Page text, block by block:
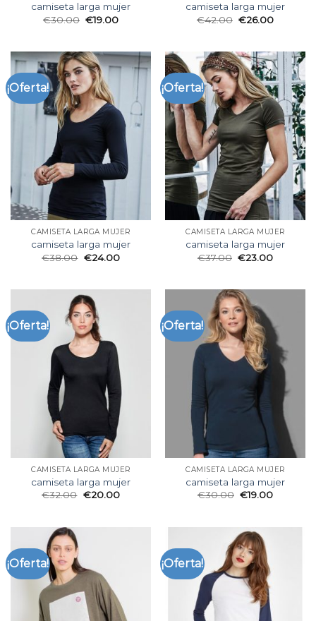
camiseta larga mujer
€30.00 €19.00
camiseta larga mujer
€42.00 €26.00
¡Oferta!
CAMISETA LARGA MUJER
camiseta larga mujer
€38.00 €24.00
¡Oferta!
CAMISETA LARGA MUJER
camiseta larga mujer
€37.00 €23.00
¡Oferta!
CAMISETA LARGA MUJER
camiseta larga mujer
€32.00 €20.00
¡Oferta!
CAMISETA LARGA MUJER
camiseta larga mujer
€30.00 €19.00
¡Oferta! ¡Oferta!